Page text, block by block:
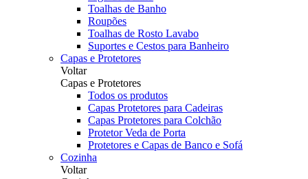
Toalhas de Banho
Roupões
Toalhas de Rosto Lavabo
Suportes e Cestos para Banheiro
Capas e Protetores
Voltar
Capas e Protetores
Todos os produtos
Capas Protetores para Cadeiras
Capas Protetores para Colchão
Protetor Veda de Porta
Protetores e Capas de Banco e Sofá
Cozinha
Voltar